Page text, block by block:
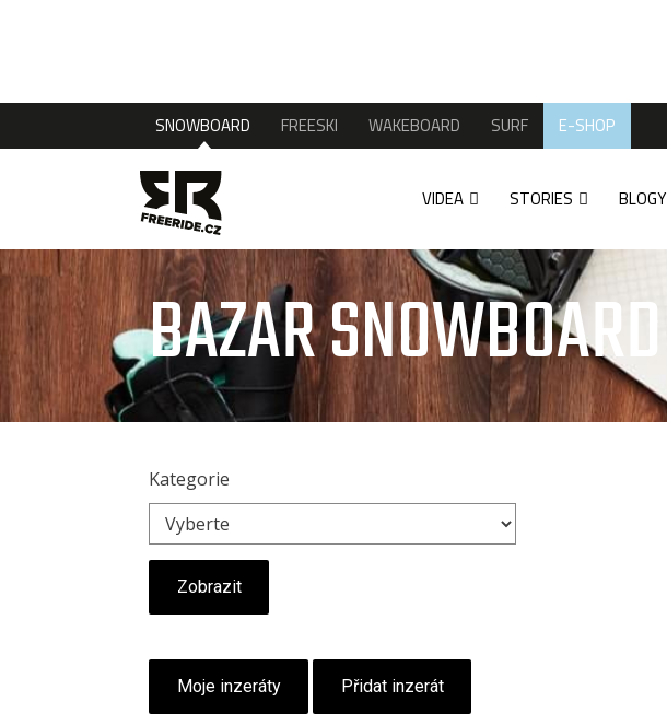
SNOWBOARD FREESKI WAKEBOARD SURF E-SHOP
VIDEA STORIES BLOGY
BAZAR SNOWBOARD
Kategorie
Zobrazit
Moje inzeráty Přidat inzerát